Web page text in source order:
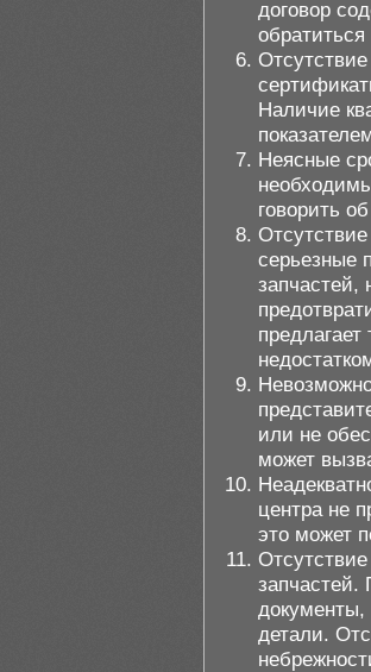
договор
Наличие
Неясные
говорить
серьезные
запчастей,
или не
может
центра не
это может
запчастей.
детали.